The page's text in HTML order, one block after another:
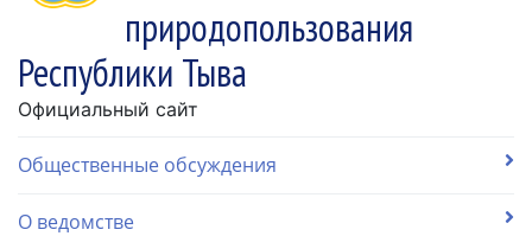
природопользования
Республики Тыва
Официальный сайт
Общественные обсуждения
О ведомстве